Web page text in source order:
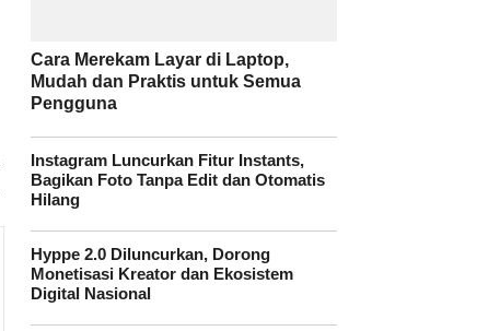
Cara Merekam Layar di Laptop,
Mudah dan Praktis untuk Semua
Pengguna
Instagram Luncurkan Fitur Instants,
Bagikan Foto Tanpa Edit dan Otomatis
Hilang
Hyppe 2.0 Diluncurkan, Dorong
Monetisasi Kreator dan Ekosistem
Digital Nasional